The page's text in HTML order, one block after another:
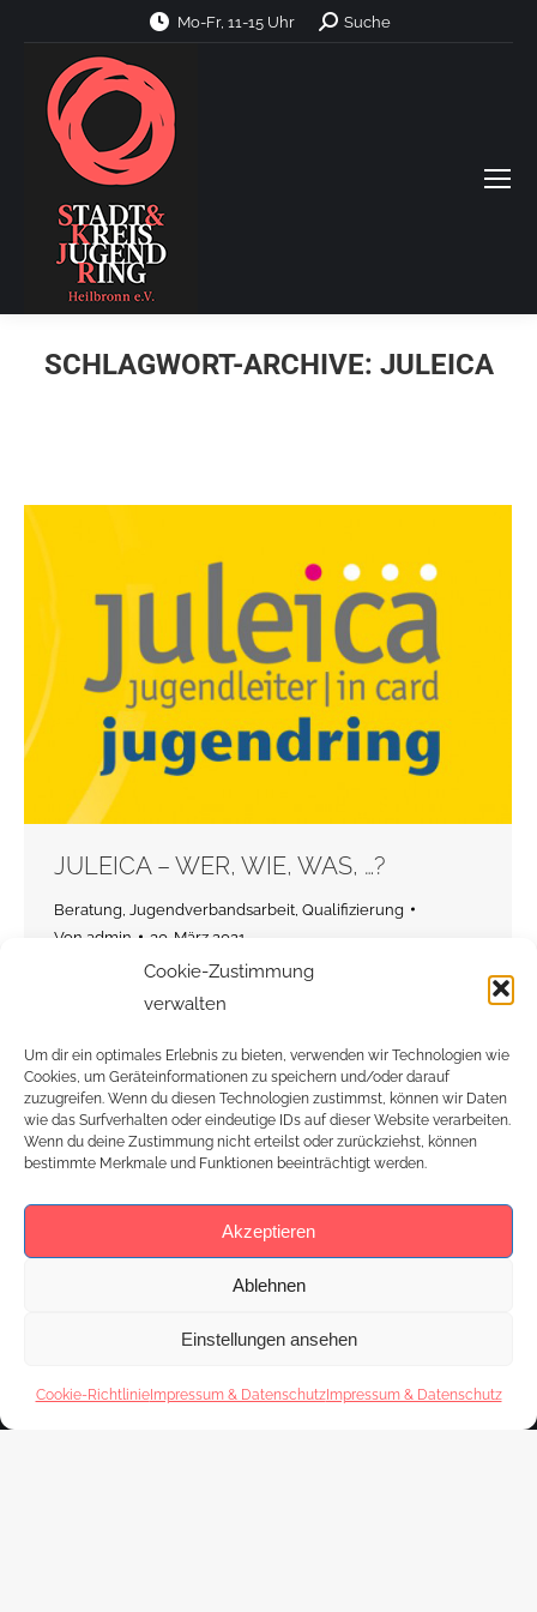
Cookie-Zustimmung
verwalten
Um dir ein optimales Erlebnis zu bieten, verwenden wir Technologien wie
Cookies, um Geräteinformationen zu speichern und/oder darauf
zuzugreifen. Wenn du diesen Technologien zustimmst, können wir Daten
wie das Surfverhalten oder eindeutige IDs auf dieser Website verarbeiten.
Wenn du deine Zustimmung nicht erteilst oder zurückziehst, können
bestimmte Merkmale und Funktionen beeinträchtigt werden.
Akzeptieren
Ablehnen
Einstellungen ansehen
Cookie-RichtlinieImpressum & DatenschutzImpressum & Datenschutz
Mo-Fr, 11-15 Uhr Search:
Suche
SCHLAGWORT-ARCHIVE: JULEICA
JULEICA – WER, WIE, WAS, …?
Beratung Jugendverbandsarbeit Qualifizierung
Von admin 30. März 2021
Ein Blogeintrag über die Jugendleiter/in-Card
Was es damit auf sich hat, was man dabei lernt und
vor allem: warum du beim nächsten Mal dabei sein
solltest.